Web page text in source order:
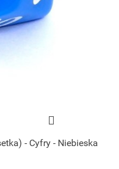
- Cyfry - Niebieska